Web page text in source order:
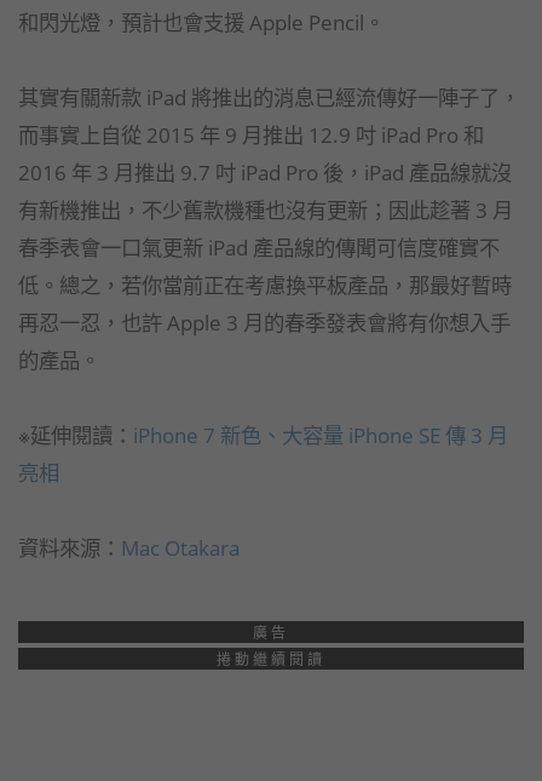
和閃光燈，預計也會支援 Apple Pencil。
其實有關新款 iPad 將推出的消息已經流傳好一陣子了，
而事實上自從 2015 年 9 月推出 12.9 吋 iPad Pro 和
2016 年 3 月推出 9.7 吋 iPad Pro 後，iPad 產品線就沒
有新機推出，不少舊款機種也沒有更新；因此趁著 3 月
春季表會一口氣更新 iPad 產品線的傳聞可信度確實不
低。總之，若你當前正在考慮換平板產品，那最好暫時
再忍一忍，也許 Apple 3 月的春季發表會將有你想入手
的產品。
※延伸閱讀： iPhone 7 新色、大容量 iPhone SE 傳 3 月
亮相
資料來源： Mac Otakara
廣告
捲動繼續閱讀